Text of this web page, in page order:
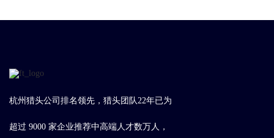
杭州猎头公司排名领先，猎头团队22年已为
超过 9000 家企业推荐中高端人才数万人，